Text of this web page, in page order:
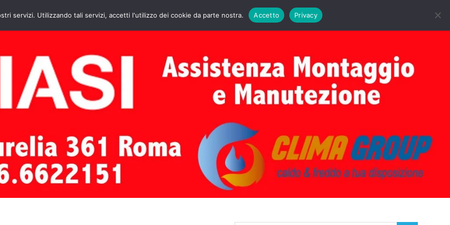
HOME CONTATTI ASSISTENZA CALDAIE BIASI PRIMA ACCENSIONE CALDAIE BIASI
servizi. Utilizzando tali servizi, accetti l'utilizzo dei cookie da parte nostra. Accetto Privacy